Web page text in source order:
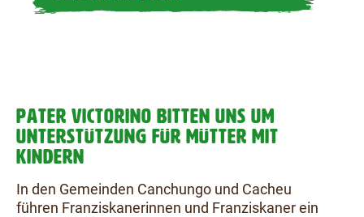
PATER VICTORINO BITTEN UNS UM
UNTERSTÜTZUNG FÜR MÜTTER MIT
KINDERN
In den Gemeinden Canchungo und Cacheu
führen Franziskanerinnen und Franziskaner ein